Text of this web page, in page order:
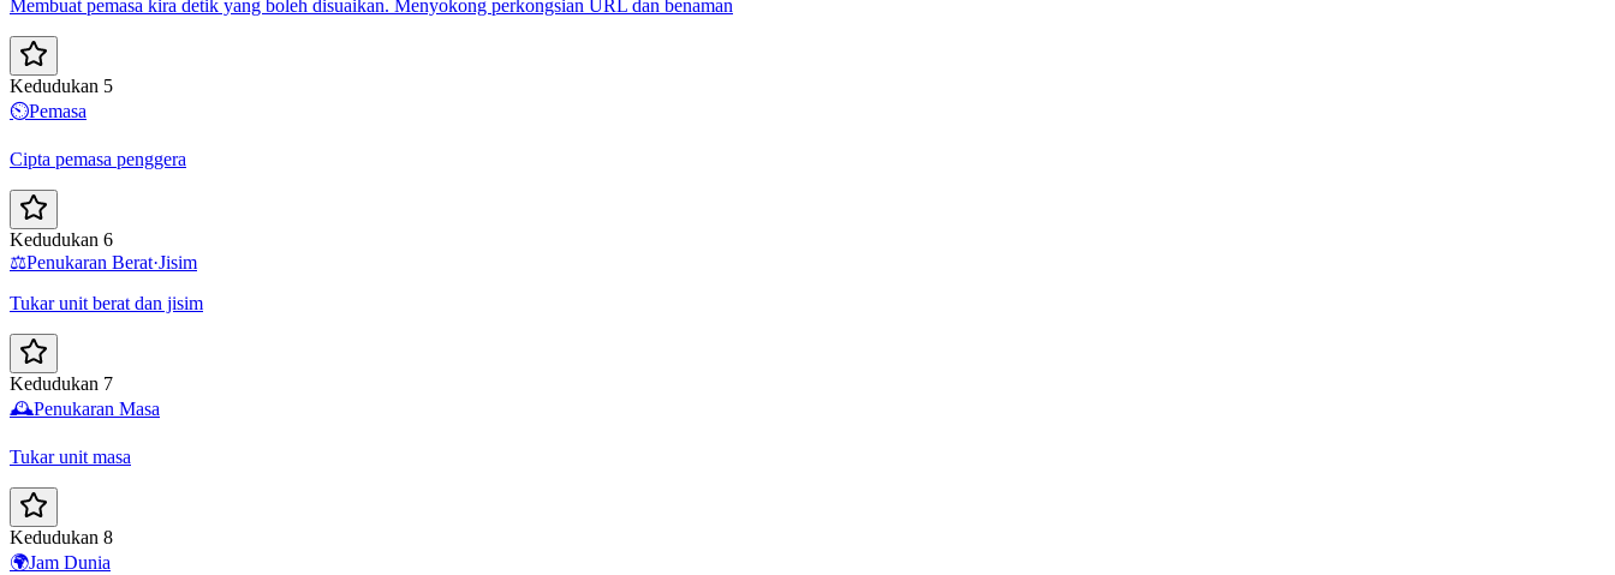
Membuat pemasa kira detik yang boleh disuaikan. Menyokong perkongsian URL dan benaman
Kedudukan 5
⏲️Pemasa
Cipta pemasa penggera
Kedudukan 6
⚖️Penukaran Berat·Jisim
Tukar unit berat dan jisim
Kedudukan 7
🕰️Penukaran Masa
Tukar unit masa
Kedudukan 8
🌍Jam Dunia